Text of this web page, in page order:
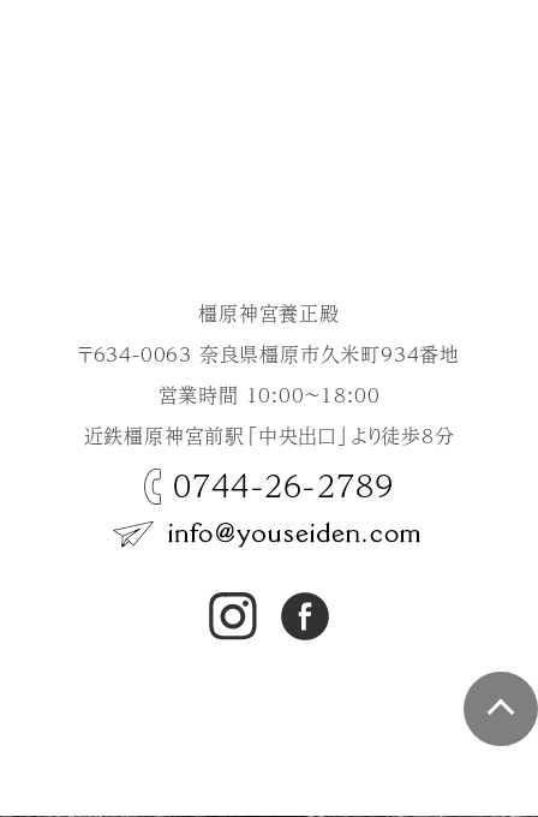
橿原神宮養正殿
〒634-0063 奈良県橿原市久米町934番地
営業時間 10:00～18:00
近鉄橿原神宮前駅「中央出口」より徒歩8分
0744-26-2789